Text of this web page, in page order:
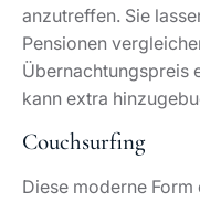
anzutreffen. Sie
Pensionen
Übernachtungspreis
kann extra
Couchsurfing
Diese moderne